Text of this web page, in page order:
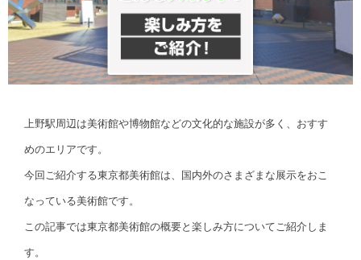
上野駅周辺は美術館や博物館などの文化的な施設が多く、おすす
めのエリアです。
今回ご紹介する東京都美術館は、国内外のさまざまな展示をおこ
なっている美術館です。
この記事では東京都美術館の概要と楽しみ方についてご紹介しま
す。